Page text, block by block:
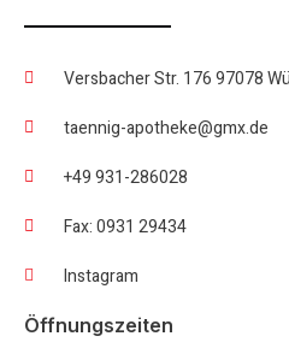
Versbacher Str. 176 97078
taennig-apotheke@gmx.de
+49 931-286028
Fax: 0931 29434
Instagram
Öffnungszeiten